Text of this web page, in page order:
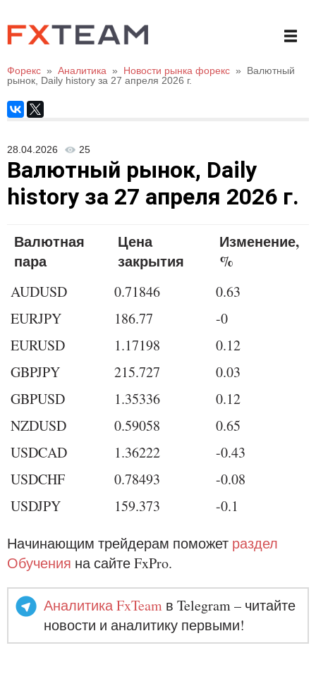
Форекс » Аналитика » Новости рынка форекс »
Валютный
рынок, Daily history за 27 апреля 2026 г.
28.04.2026 25
Валютный рынок, Daily
history за 27 апреля 2026 г.
Валютная
пара
Цена
закрытия
Изменение,
%
AUDUSD 0.71846
0.63
EURJPY
186.77
-0
EURUSD
1.17198
0.12
GBPJPY
215.727
0.03
GBPUSD
1.35336
0.12
NZDUSD
0.59058
0.65
USDCAD
1.36222
-0.43
USDCHF
0.78493
-0.08
USDJPY
159.373
-0.1
Начинающим трейдерам поможет раздел
Обучения на сайте FxPro.
Аналитика FxTeam в Telegram – читайте
новости и аналитику первыми!